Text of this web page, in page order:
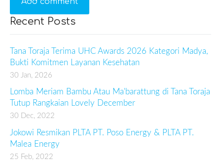
Recent Posts
Tana Toraja Terima UHC Awards 2026 Kategori Madya,
Bukti Komitmen Layanan Kesehatan
30 Jan, 2026
Lomba Meriam Bambu Atau Ma'barattung di Tana Toraja
Tutup Rangkaian Lovely December
30 Dec, 2022
Jokowi Resmikan PLTA PT. Poso Energy & PLTA PT.
Malea Energy
25 Feb, 2022